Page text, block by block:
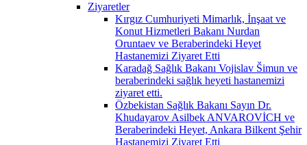
Ziyaretler
Kırgız Cumhuriyeti Mimarlık, İnşaat ve
Konut Hizmetleri Bakanı Nurdan
Oruntaev ve Beraberindeki Heyet
Hastanemizi Ziyaret Etti
Karadağ Sağlık Bakanı Vojislav Šimun ve
beraberindeki sağlık heyeti hastanemizi
ziyaret etti.
Özbekistan Sağlık Bakanı Sayın Dr.
Khudayarov Asilbek ANVAROVİCH ve
Beraberindeki Heyet, Ankara Bilkent Şehir
Hastanemizi Ziyaret Etti